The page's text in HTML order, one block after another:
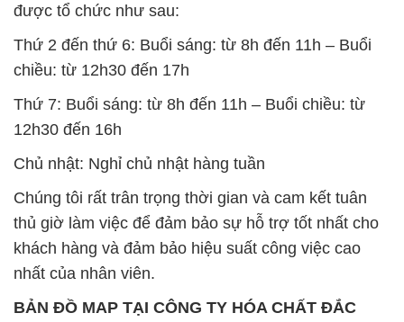
được tổ chức như sau:
Thứ 2 đến thứ 6: Buổi sáng: từ 8h đến 11h – Buổi
chiều: từ 12h30 đến 17h
Thứ 7: Buổi sáng: từ 8h đến 11h – Buổi chiều: từ
12h30 đến 16h
Chủ nhật: Nghỉ chủ nhật hàng tuần
Chúng tôi rất trân trọng thời gian và cam kết tuân
thủ giờ làm việc để đảm bảo sự hỗ trợ tốt nhất cho
khách hàng và đảm bảo hiệu suất công việc cao
nhất của nhân viên.
BẢN ĐỒ MAP TẠI CÔNG TY HÓA CHẤT ĐẮC